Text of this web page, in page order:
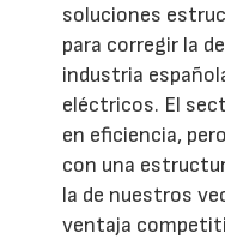
soluciones
para corregir la
industria
eléctricos. El
en eficiencia,
con una
la de nuestros
ventaja